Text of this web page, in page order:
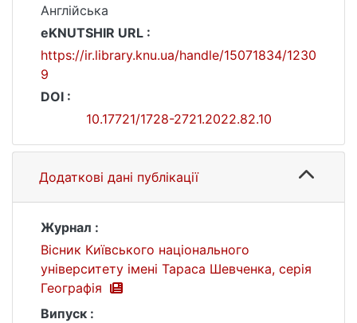
Англійська
eKNUTSHIR URL :
https://ir.library.knu.ua/handle/15071834/1230
9
DOI :
10.17721/1728-2721.2022.82.10
Додаткові дані публікації
Журнал :
Вісник Київського національного
університету імені Тараса Шевченка, серія
Географія
Випуск :